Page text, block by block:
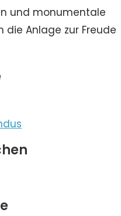
und monumentale
die Anlage zur Freude